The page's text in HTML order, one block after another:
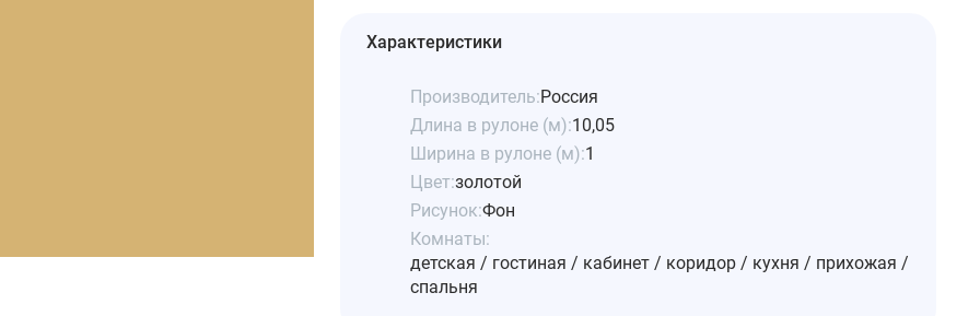
Характеристики
Производитель:Россия
Длина в рулоне (м):10,05
Ширина в рулоне (м):1
Цвет:золотой
Рисунок:Фон
Комнаты:
детская / гостиная / кабинет / коридор / кухня / прихожая /
спальня